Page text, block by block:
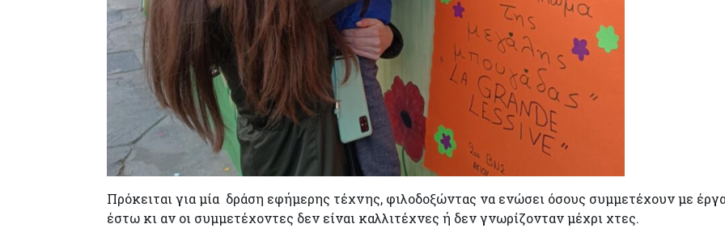
Πρόκειται για µία δράση εφήμερης τέχνης, φιλοδοξώντας να ενώσει όσους συμμετέχουν µε
έστω κι αν οι συμμετέχοντες δεν είναι καλλιτέχνες ή δεν γνωρίζονταν µέχρι χτες.